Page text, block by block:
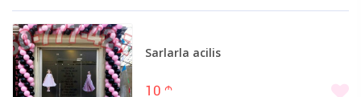
Sarlarla acilis
10 m